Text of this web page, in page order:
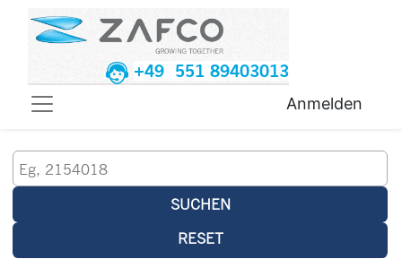
+49 551 89403013
Anmelden
SUCHEN
RESET